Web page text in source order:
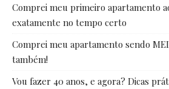
Comprei meu primeiro apartamento
exatamente no tempo certo
Comprei meu apartamento sendo
também!
Vou fazer 40 anos, e agora? Dicas